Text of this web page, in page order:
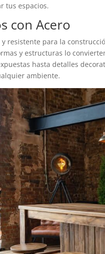
tus espacios.
con Acero
resistente para la
y estructuras lo
hasta detalles
ambiente.